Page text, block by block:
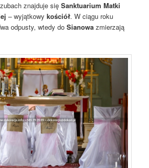
znajduje sięSanktuarium Matki
– wyjątkowykościół. W ciągu roku
odpusty, wtedy doSianowa zmierzają